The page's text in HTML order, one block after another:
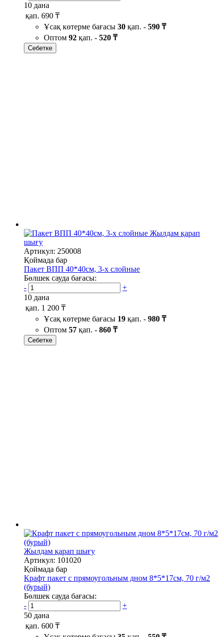
10 дана
қап. 690 ₸
Ұсақ көтерме бағасы 30 қап. - 590 ₸
Оптом 92 қап. - 520 ₸
Себетке
Жылдам қарап
шығу
Артикул: 250008
Қоймада бар
Пакет ВПП 40*40см, 3-х слойные
Бөлшек сауда бағасы:
-
+
10 дана
қап. 1 200 ₸
Ұсақ көтерме бағасы 19 қап. - 980 ₸
Оптом 57 қап. - 860 ₸
Себетке
Жылдам қарап шығу
Артикул: 101020
Қоймада бар
Крафт пакет с прямоугольным дном 8*5*17см, 70 г/м2
(бурый)
Бөлшек сауда бағасы:
-
+
50 дана
қап. 600 ₸